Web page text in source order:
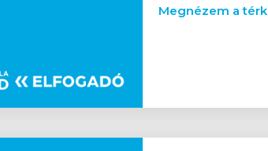
Megnézem a